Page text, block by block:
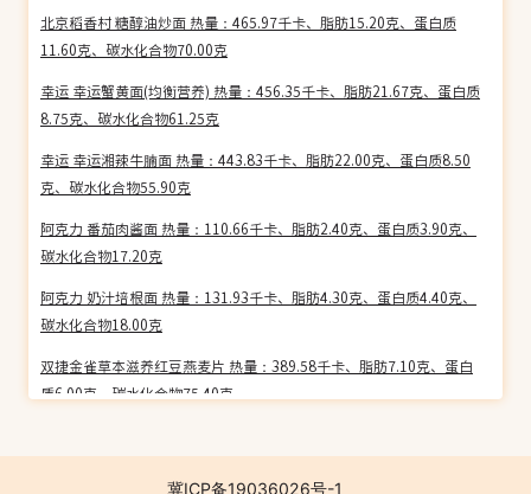
北京稻香村 糖醇油炒面 热量：465.97千卡、脂肪15.20克、蛋白质
11.60克、碳水化合物70.00克
幸运 幸运蟹黄面(均衡营养) 热量：456.35千卡、脂肪21.67克、蛋白质
8.75克、碳水化合物61.25克
幸运 幸运湘辣牛腩面 热量：443.83千卡、脂肪22.00克、蛋白质8.50
克、碳水化合物55.90克
阿克力 番茄肉酱面 热量：110.66千卡、脂肪2.40克、蛋白质3.90克、
碳水化合物17.20克
阿克力 奶汁培根面 热量：131.93千卡、脂肪4.30克、蛋白质4.40克、
碳水化合物18.00克
双捷金雀草本滋养红豆燕麦片 热量：389.58千卡、脂肪7.10克、蛋白
质6.00克、碳水化合物75.40克
13.50克、碳水化合物74.80克
冀ICP备19036026号-1